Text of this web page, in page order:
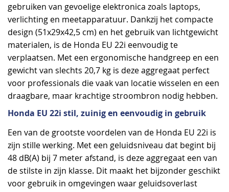
gebruiken van gevoelige elektronica zoals laptops,
verlichting en meetapparatuur. Dankzij het compacte
design (51x29x42,5 cm) en het gebruik van lichtgewicht
materialen, is de Honda EU 22i eenvoudig te
verplaatsen. Met een ergonomische handgreep en een
gewicht van slechts 20,7 kg is deze aggregaat perfect
voor professionals die vaak van locatie wisselen en een
draagbare, maar krachtige stroombron nodig hebben.
Honda EU 22i stil, zuinig en eenvoudig in gebruik
Een van de grootste voordelen van de Honda EU 22i is
zijn stille werking. Met een geluidsniveau dat begint bij
48 dB(A) bij 7 meter afstand, is deze aggregaat een van
de stilste in zijn klasse. Dit maakt het bijzonder geschikt
voor gebruik in omgevingen waar geluidsoverlast